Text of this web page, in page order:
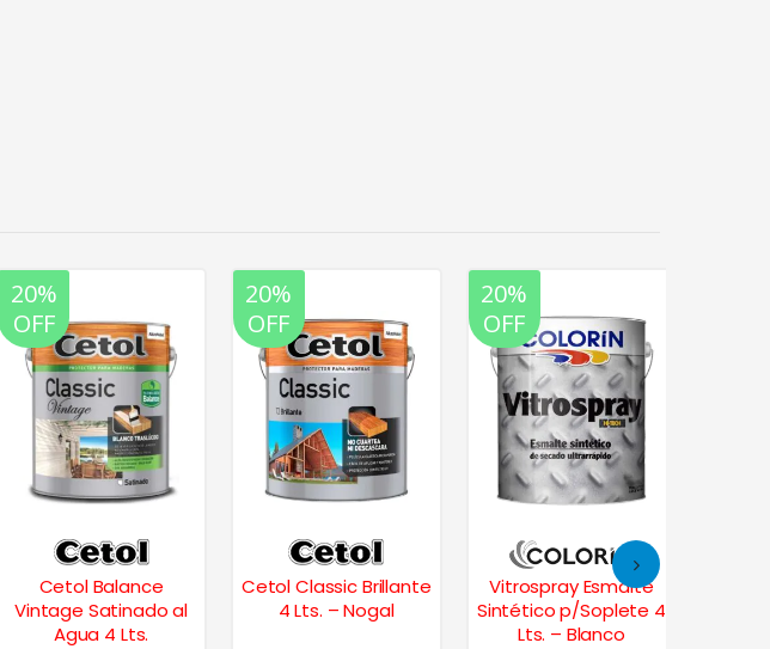
20%
OFF
Cetol Balance
Vintage Satinado al
Agua 4 Lts.
20%
OFF
Cetol Classic Brillante
4 Lts. – Nogal
20%
OFF
Vitrospray Esmalte
Sintético p/Soplete 4
Lts. – Blanco